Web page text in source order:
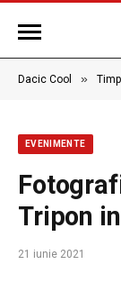
Dacic Cool »
EVENIMENTE
Tripon
21 iunie 2021